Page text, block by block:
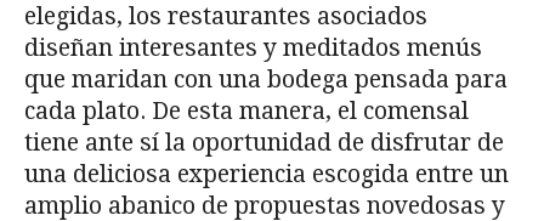
elegidas, los restaurantes asociados
diseñan interesantes y meditados menús
que maridan con una bodega pensada para
cada plato. De esta manera, el comensal
tiene ante sí la oportunidad de disfrutar de
una deliciosa experiencia escogida entre un
amplio abanico de propuestas novedosas y